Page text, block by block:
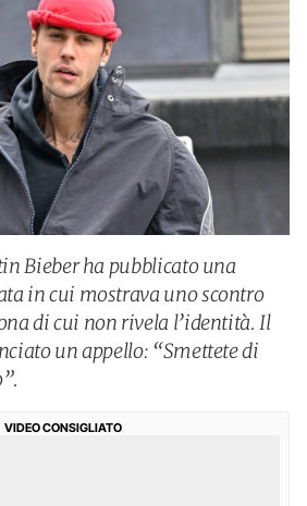
Bieber ha pubblicato una
in cui mostrava uno scontro
di cui non rivela l’identità. Il
un appello: “Smettete di
VIDEO CONSIGLIATO